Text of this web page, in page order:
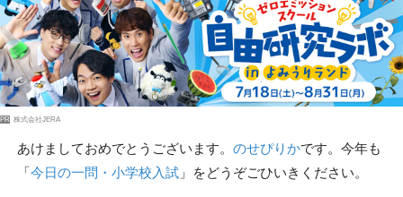
PR 株式会社JERA
あけましておめでとうございます。 のせぴりかです。今年も
「今日の一問・小学校入試」をどうぞごひいきください。